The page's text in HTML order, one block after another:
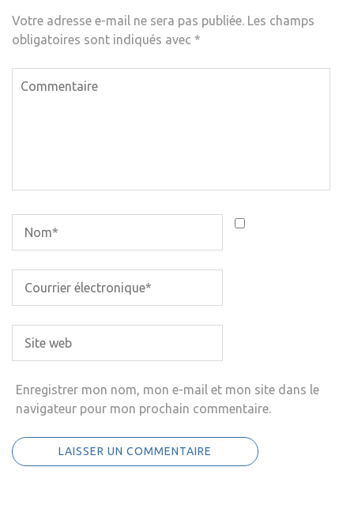
Votre adresse e-mail ne sera pas publiée. Les champs
obligatoires sont indiqués avec *
Enregistrer mon nom, mon e-mail et mon site dans le
navigateur pour mon prochain commentaire.